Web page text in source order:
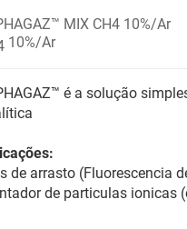
MIX CH4 10%/Ar
10%/Ar
é a solução
de arrasto (Fluorescencia
de particulas ionicas